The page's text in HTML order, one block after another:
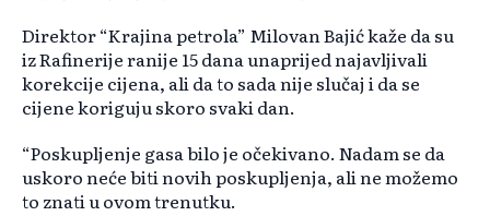
Direktor “Krajina petrola” Milovan Bajić kaže da su
iz Rafinerije ranije 15 dana unaprijed najavljivali
korekcije cijena, ali da to sada nije slučaj i da se
cijene koriguju skoro svaki dan.
“Poskupljenje gasa bilo je očekivano. Nadam se da
uskoro neće biti novih poskupljenja, ali ne možemo
to znati u ovom trenutku.